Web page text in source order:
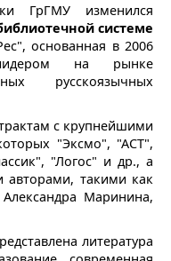
ГрГМУ изменился
системе
основанная в 2006
на рынке
русскоязычных
с крупнейшими
"Эксмо", "АСТ",
"Логос" и др., а
такими как
Маринина,
литература